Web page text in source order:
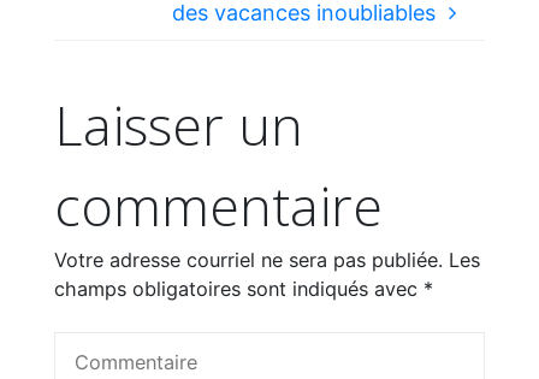
des vacances inoubliables
Laisser un
commentaire
Votre adresse courriel ne sera pas publiée. Les
champs obligatoires sont indiqués avec *